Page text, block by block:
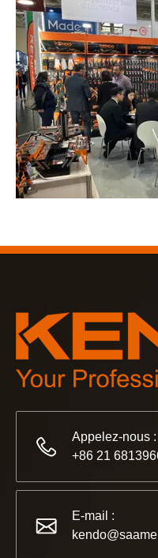
2022-11-21
Partenaires et amis,
Appelez-nous :
+86 21
E-mail :